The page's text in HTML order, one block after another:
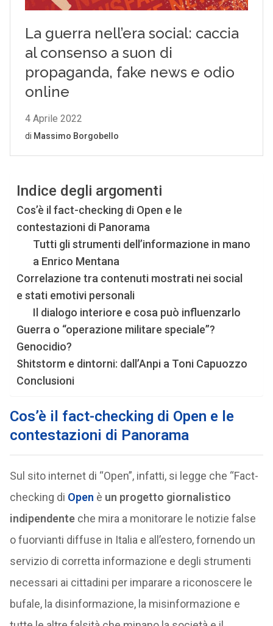
Indice degli argomenti
Cos’è il fact-checking di Open e le
contestazioni di Panorama
Tutti gli strumenti dell’informazione in mano
a Enrico Mentana
Correlazione tra contenuti mostrati nei social
e stati emotivi personali
Il dialogo interiore e cosa può influenzarlo
Guerra o “operazione militare speciale”?
Genocidio?
Shitstorm e dintorni: dall’Anpi a Toni Capuozzo
Conclusioni
Cos’è il fact-checking di Open e le
contestazioni di Panorama
Sul sito internet di “Open”, infatti, si legge che “Fact-
checking di Open è un progetto giornalistico
indipendenteche mira a monitorare le notizie false
o fuorvianti diffuse in Italia e all’estero, fornendo un
servizio di corretta informazione e degli strumenti
necessari ai cittadini per imparare a riconoscere le
bufale, la disinformazione, la misinformazione e